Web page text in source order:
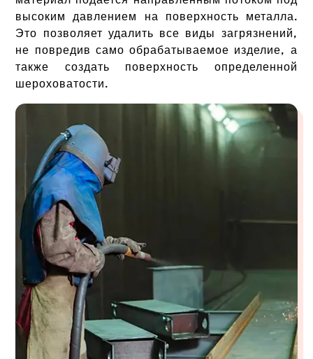
высоким давлением на поверхность металла.
Это позволяет удалить все виды загрязнений,
не повредив само обрабатываемое изделие, а
также создать поверхность определенной
шероховатости.